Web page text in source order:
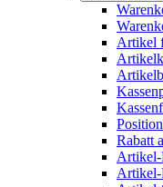
Artikel
Rabatt
Artikel-